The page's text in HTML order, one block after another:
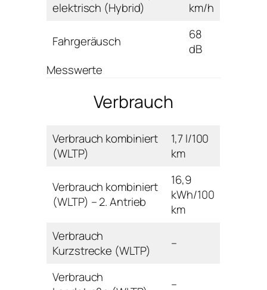
elektrisch (Hybrid)
km/h
Fahrgeräusch
68
dB
Messwerte
Verbrauch
Verbrauch kombiniert
(WLTP)
1,7 l/100
km
Verbrauch kombiniert
(WLTP) – 2. Antrieb
16,9
kWh/100
km
Verbrauch
Kurzstrecke (WLTP)
–
Verbrauch
–